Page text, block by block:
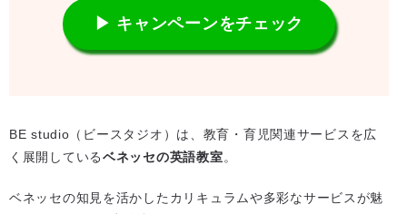
▶ キャンペーンをチェック
BE studio（ビースタジオ）は、教育・育児関連サービスを広
く展開しているベネッセの英語教室。
ベネッセの知見を活かしたカリキュラムや多彩なサービスが魅